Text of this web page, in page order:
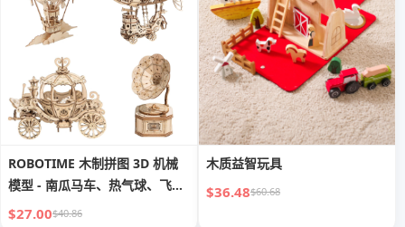
ROBOTIME 木制拼图 3D 机械
模型 - 南瓜马车、热气球、飞
艇、留声机
$27.00$40.86
木质益智玩具
$36.48$60.68